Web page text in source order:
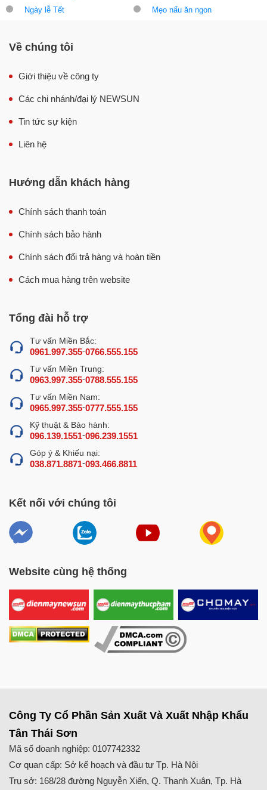
Ngày lễ Tết
Mẹo nấu ăn ngon
Về chúng tôi
Giới thiệu về công ty
Các chi nhánh/đại lý NEWSUN
Tin tức sự kiện
Liên hệ
Hướng dẫn khách hàng
Chính sách thanh toán
Chính sách bảo hành
Chính sách đổi trả hàng và hoàn tiền
Cách mua hàng trên website
Tổng đài hỗ trợ
Tư vấn Miền Bắc:
0961.997.355-0766.555.155
Tư vấn Miền Trung:
0963.997.355-0788.555.155
Tư vấn Miền Nam:
0965.997.355-0777.555.155
Kỹ thuật & Bảo hành:
096.139.1551-096.239.1551
Góp ý & Khiếu nại:
038.871.8871-093.466.8811
Kết nối với chúng tôi
Website cùng hệ thống
Công Ty Cổ Phần Sản Xuất Và Xuất Nhập Khẩu
Tân Thái Sơn
Mã số doanh nghiệp: 0107742332
Cơ quan cấp: Sở kế hoạch và đầu tư Tp. Hà Nội
Trụ sở: 168/28 đường Nguyễn Xiển, Q. Thanh Xuân, Tp. Hà